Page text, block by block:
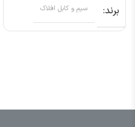
برند سیم و کابل افلاک